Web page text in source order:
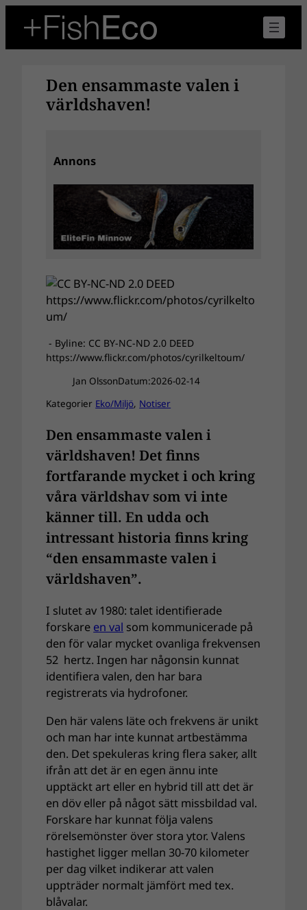
innehåll
Den ensammaste valen i
världshaven!
Annons
- Byline: CC BY-NC-ND 2.0 DEED
https://www.flickr.com/photos/cyrilkeltoum/
Jan OlssonDatum:2026-02-14
Kategorier Eko/Miljö, Notiser
Den ensammaste valen i
världshaven! Det finns
fortfarande mycket i och kring
våra världshav som vi inte
känner till. En udda och
intressant historia finns kring
“den ensammaste valen i
världshaven”.
I slutet av 1980: talet identifierade
forskare en val som kommunicerade på
den för valar mycket ovanliga frekvensen
52 hertz. Ingen har någonsin kunnat
identifiera valen, den har bara
registrerats via hydrofoner.
Den här valens läte och frekvens är unikt
och man har inte kunnat artbestämma
den. Det spekuleras kring flera saker, allt
ifrån att det är en egen ännu inte
upptäckt art eller en hybrid till att det är
en döv eller på något sätt missbildad val.
Forskare har kunnat följa valens
rörelsemönster över stora ytor. Valens
hastighet ligger mellan 30-70 kilometer
per dag vilket indikerar att valen
uppträder normalt jämfört med tex.
blåvalar.